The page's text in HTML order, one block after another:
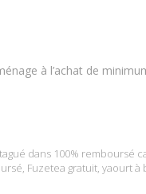
à l’achat de
dans 100% remboursé
, Fuzetea gratuit, yaourt à